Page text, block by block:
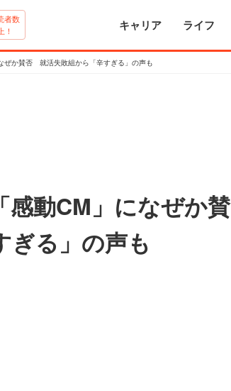
者数
！
キャリア ライフ
ぜか賛否 就活失敗組から「辛すぎる」の声も
感動CM」になぜか賛
る」の声も